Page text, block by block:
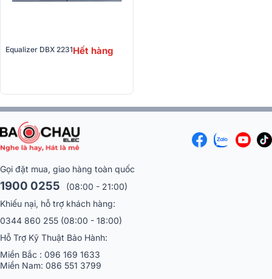
Equalizer DBX 2231Hết hàng
Gọi đặt mua, giao hàng toàn quốc
1900 0255
(08:00 - 21:00)
Khiếu nại, hỗ trợ khách hàng:
0344 860 255 (08:00 - 18:00)
Hỗ Trợ Kỹ Thuật Bảo Hành:
Miền Bắc : 096 169 1633
Miền Nam: 086 551 3799